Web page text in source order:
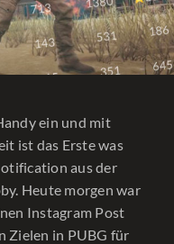
ein und mit
ist das Erste was
aus der
Heute morgen war
Instagram Post
Zielen in PUBG für